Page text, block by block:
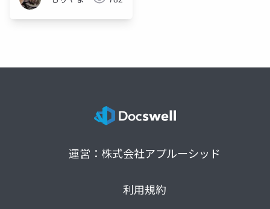
運営：株式会社アプルーシッド
利用規約